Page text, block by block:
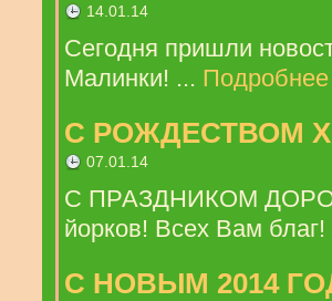
14.01.14
Сегодня пришли
Малинки! ... Подробнее
С РОЖДЕСТВОМ
07.01.14
С ПРАЗДНИКОМ
йорков! Всех Вам благ!
С НОВЫМ 2014